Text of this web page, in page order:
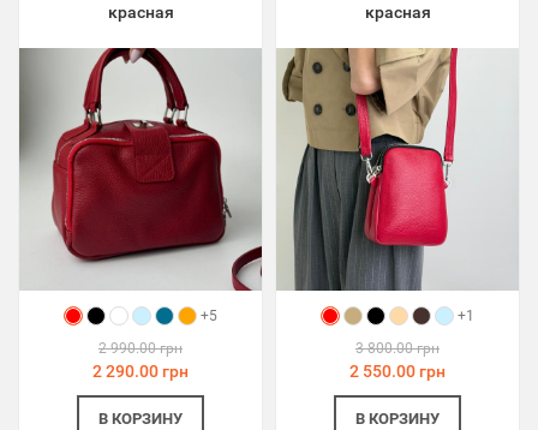
красная
+5
2 990.00 грн
2 290.00 грн
В КОРЗИНУ
красная
+1
3 800.00 грн
2 550.00 грн
В КОРЗИНУ